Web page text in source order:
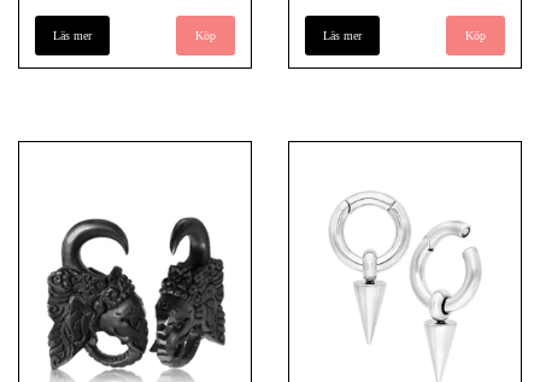
Läs mer Köp Läs mer Köp